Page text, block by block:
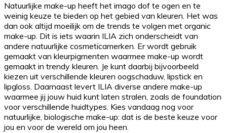
Natuurlijke make-up heeft het imago dof te ogen en te
weinig keuze te bieden op het gebied van kleuren. Het was
dan ook altijd moeilijk om de trends te volgen met organic
make-up. Dit is iets waarin ILIA zich onderscheidt van
andere natuurlijke cosmeticamerken. Er wordt gebruik
gemaakt van kleurpigmenten waarmee make-up wordt
gemaakt in trendy kleuren. Je kunt daarbij bijvoorbeeld
kiezen uit verschillende kleuren oogschaduw, lipstick en
lipgloss. Daarnaast levert ILIA diverse andere make-up
waarmee jij jouw huid kunt laten stralen, zoals de foundation
voor verschillende huidtypes. Kies vandaag nog voor
natuurlijke, biologische make-up: dat is de beste keuze voor
jou en voor de wereld om jou heen.